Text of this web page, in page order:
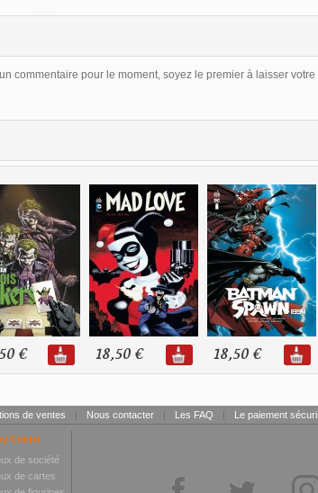
commentaire pour le moment, soyez le premier à laisser votre
€ 18,50 € 18,50 €
de ventes | Nous contacter | Les FAQ | Le paiement
Center
de société
de cartes